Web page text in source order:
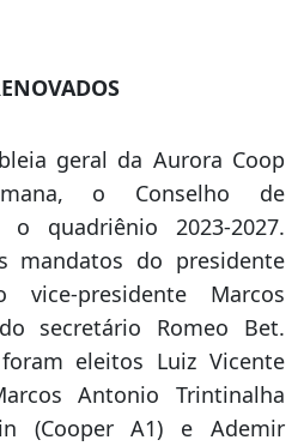
da Aurora Coop
o Conselho de
o quadriênio 2023-2027.
mandatos do presidente
presidente Marcos
secretário Romeo Bet.
eleitos Luiz Vicente
Antonio Trintinalha
(Cooper A1) e Ademir